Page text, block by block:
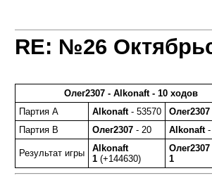
RE: №26
Олег2307 - Alkonaft - 10 ходов
Партия A
Alkonaft- 53570 Олег2307
Партия B
Олег2307 - 20 Alkonaft-
Результат игры
Alkonaft
1 (+144630)
Олег2307
1